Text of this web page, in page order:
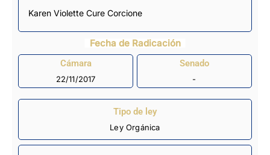
Karen Violette Cure Corcione
Fecha de Radicación
Cámara
22/11/2017
Senado
-
Tipo de ley
Ley Orgánica